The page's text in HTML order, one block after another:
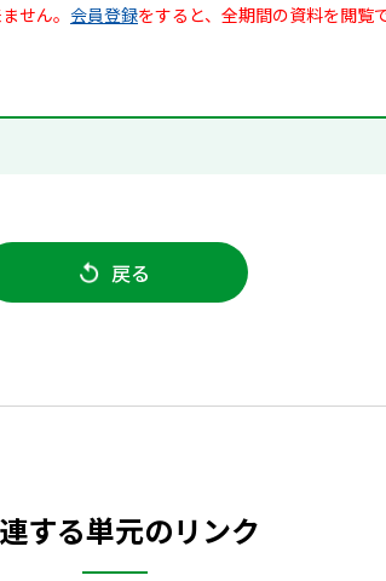
せん。 会員登録をすると、全期間の資料を閲覧
戻る
する単元のリンク